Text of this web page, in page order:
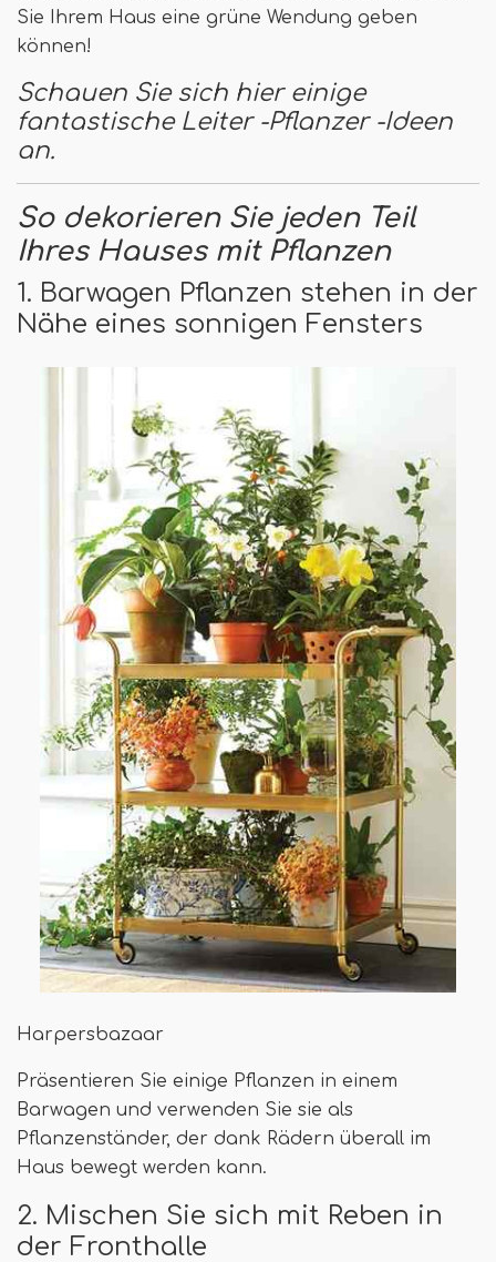
Sie Ihrem Haus eine grüne Wendung geben
können!
Schauen Sie sich hier einige
fantastische Leiter -Pflanzer -Ideen
an.
So dekorieren Sie jeden Teil
Ihres Hauses mit Pflanzen
1. Barwagen Pflanzen stehen in der
Nähe eines sonnigen Fensters
Harpersbazaar
Präsentieren Sie einige Pflanzen in einem
Barwagen und verwenden Sie sie als
Pflanzenständer, der dank Rädern überall im
Haus bewegt werden kann.
2. Mischen Sie sich mit Reben in
der Fronthalle